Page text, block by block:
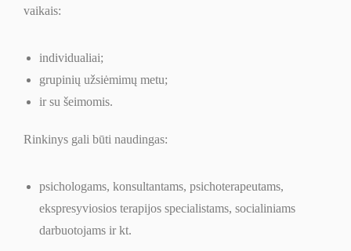
vaikais:
individualiai;
grupinių užsiėmimų metu;
ir su šeimomis.
Rinkinys gali būti naudingas:
psichologams, konsultantams, psichoterapeutams,
ekspresyviosios terapijos specialistams, socialiniams
darbuotojams ir kt.